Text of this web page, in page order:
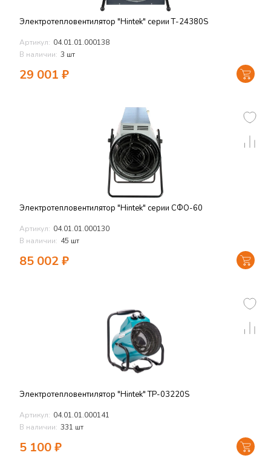
Электротепловентилятор "Hintek" серии Т-24380S
Артикул: 04.01.01.000138
В наличии: 3 шт
29 001 ₽
Электротепловентилятор "Hintek" серии СФО-60
Артикул: 04.01.01.000130
В наличии: 45 шт
85 002₽
Электротепловентилятор "Hintek" TP-03220S
Артикул: 04.01.01.000141
В наличии: 331 шт
5 100₽